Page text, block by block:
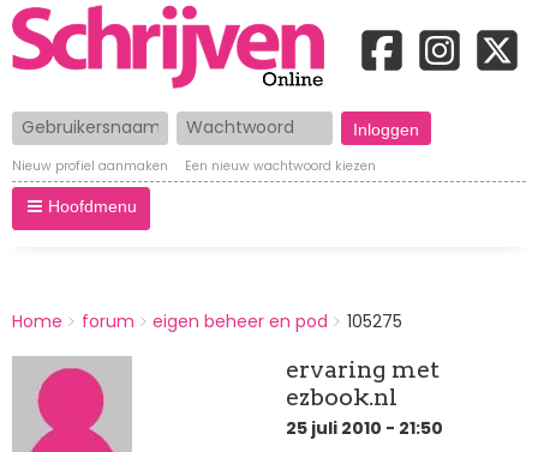
Gebruikersnaam Wachtwoord
Nieuw profiel aanmaken Een nieuw wachtwoord kiezen
Hoofdmenu
BREADCRUMBS
You
here:
Home forum eigen beheer en pod 105275
ervaring met
ezbook.nl
25 juli 2010 - 21:50